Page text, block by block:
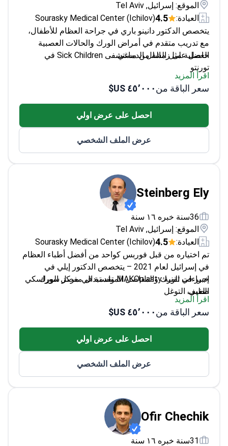
الموقع: إسرائيل, Tel Aviv
العيادة:
4.5
Sourasky Medical Center (Ichilov)
يتخصص الدكتور دانينو باري في جراحة العظام للأطفال،
مع تدريب متقدم في أمراض الورك والحالات العصبية
العضلية مثل الشلل الدماغي.
حاصل على زمالة من مستشفى Sick Children في
تورنتو
خبير في تحليل المشية والعمليات الجراحية المتقدمة
عضو في الأكاديمية الأمريكية للشلل الدماغي وطب
النمو
اقرأ المزيد
سعر الباقة من٤٥٬٠٠٠ US$
احصل على عرض اولي
عرض الملف الشخصي
Steinberg Ely
36سنة خبره ١٦ سنة
الموقع: إسرائيل, Tel Aviv
العيادة:
4.5
Sourasky Medical Center (Ichilov)
تم اختياره من قبل فوربس كواحد من أفضل أطباء العظام
في إسرائيل لعام 2021 – يتخصص الدكتور إيلي في
إجراءات الورك والمفاصل المتقدمة في مركز سوراسكي
الطبي.
خبير في تقنية MAKOplasty واستبدال مفصل الورك
طفيف التوغل
يجري جراحات ترميمية معقدة مثل قطع عظم الساق
وإصلاح بانكارت
متخصص في الأطراف الصناعية وتقنيات الحفاظ على
ماهر في الأساليب الجراحية التقليدية والمدعومة
اقرأ المزيد
سعر الباقة من٤٥٬٠٠٠ US$
احصل على عرض اولي
عرض الملف الشخصي
Ofir Chechik
31سنة خبره ١٦ سنة